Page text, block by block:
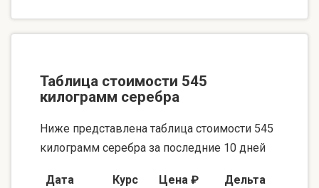
Таблица стоимости 545
килограмм серебра
Ниже представлена таблица стоимости 545
килограмм серебра за последние 10 дней
Дата
Курс
Цена ₽
Дельта